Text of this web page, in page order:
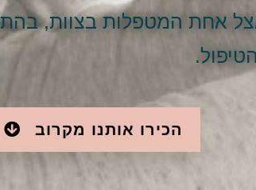
אחת המטפלות בצוות,
הכירו אותנו מקרוב